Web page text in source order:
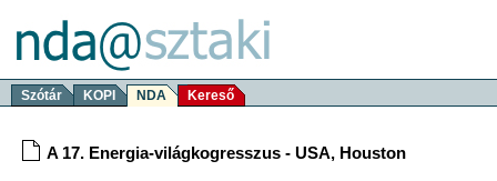
Szótár KOPI NDA Kereső
A 17. Energia-világkogresszus - USA, Houston